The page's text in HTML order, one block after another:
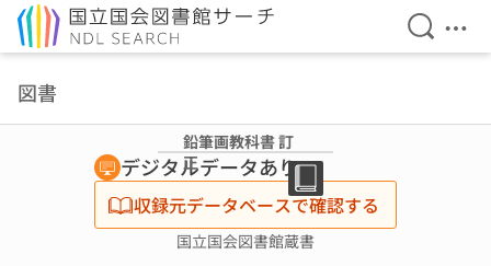
検索を
メ
図書
鉛筆画教科書 訂
正
デジタルデータあり
収録元データベースで確認する
国立国会図書館蔵書